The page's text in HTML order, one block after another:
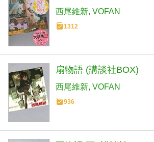
西尾維新 VOFAN
1312
扇物語 (講談社BOX)
西尾維新 VOFAN
936